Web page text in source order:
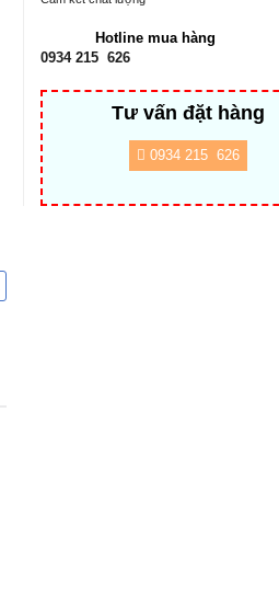
Hotline mua hàng
0934 215 626
Tư vấn đặt hàng
0934 215 626